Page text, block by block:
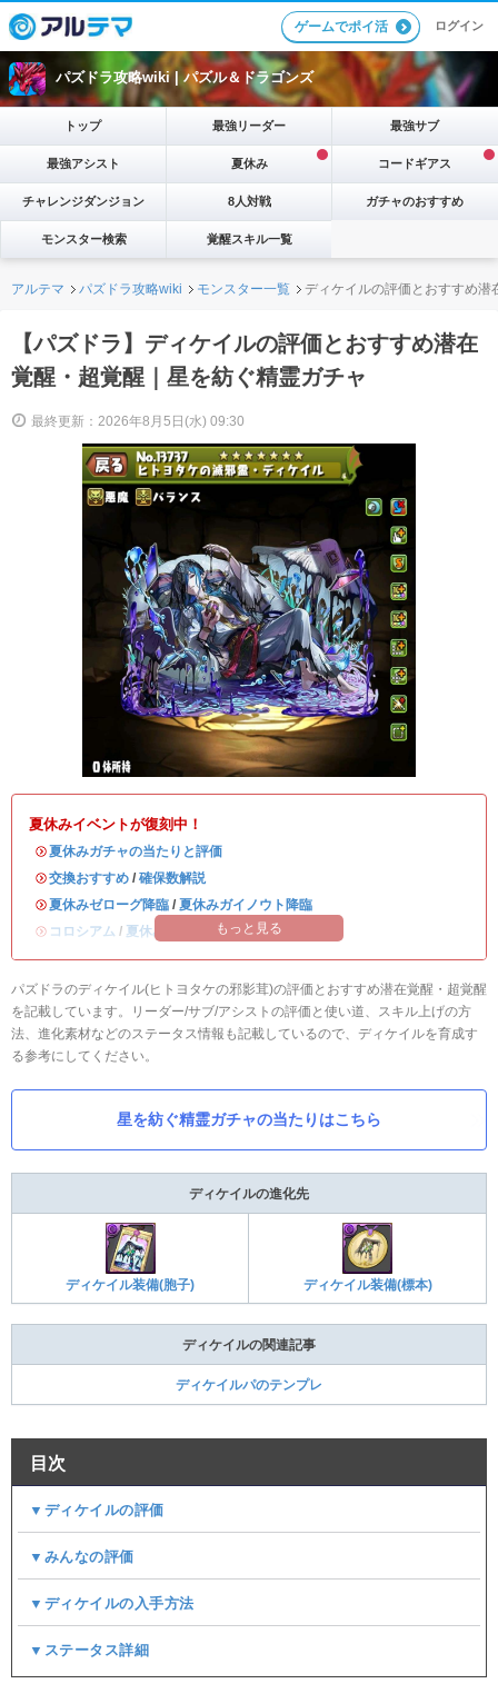
ゲームでポイ活 ログイン
パズドラ攻略wiki |パズル＆ドラゴンズ
トップ 最強リーダー 最強サブ
最強アシスト 夏休み コードギアス
チャレンジダンジョン 8人対戦 ガチャのおすすめ
モンスター検索 覚醒スキル一覧
アルテマ パズドラ攻略wiki モンスター一覧 ディケイルの評価とおすすめ潜
【パズドラ】ディケイルの評価とおすすめ潜在
覚醒・超覚醒｜星を紡ぐ精霊ガチャ
最終更新：2026年8月5日(水) 09:30
夏休みイベントが復刻中！
・夏休みガチャの当たりと評価
・交換おすすめ / 確保数解説
・夏休みゼローグ降臨 / 夏休みガイノウト降臨
・ コロシアム / 夏休みワンタッチもっと見る
パズドラのディケイル(ヒトヨタケの邪影茸)の評価とおすすめ潜在覚醒・超覚醒
を記載しています。リーダー/サブ/アシストの評価と使い道、スキル上げの方
法、進化素材などのステータス情報も記載しているので、ディケイルを育成す
る参考にしてください。
星を紡ぐ精霊ガチャの当たりはこちら
ディケイルの進化先
ディケイル装備(胞子) ディケイル装備(標本)
ディケイルの関連記事
ディケイルパのテンプレ
目次
▼ディケイルの評価
▼みんなの評価
▼ディケイルの入手方法
▼ステータス詳細